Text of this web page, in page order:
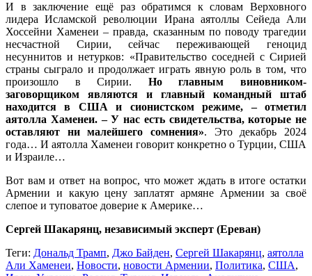
И в заключение ещё раз обратимся к словам Верховного
лидера Исламской революции Ирана аятоллы Сейеда Али
Хоссейни Хаменеи – правда, сказанным по поводу трагедии
несчастной Сирии, сейчас переживающей геноцид
несуннитов и нетурков: «Правительство соседней с Сирией
страны сыграло и продолжает играть явную роль в том, что
произошло в Сирии. Но главным виновником-
заговорщиком являются и главный командный штаб
находится в США и сионистском режиме, – отметил
аятолла Хаменеи. – У нас есть свидетельства, которые не
оставляют ни малейшего сомнения». Это декабрь 2024
года… И аятолла Хаменеи говорит конкретно о Турции, США
и Израиле…
Вот вам и ответ на вопрос, что может ждать в итоге остатки
Армении и какую цену заплатят армяне Армении за своё
слепое и туповатое доверие к Америке…
Сергей Шакарянц, независимый эксперт (Ереван)
Теги: Дональд Трамп, Джо Байден, Сергей Шакарянц, аятолла
Али Хаменеи, Новости, новости Армении, Политика, США,